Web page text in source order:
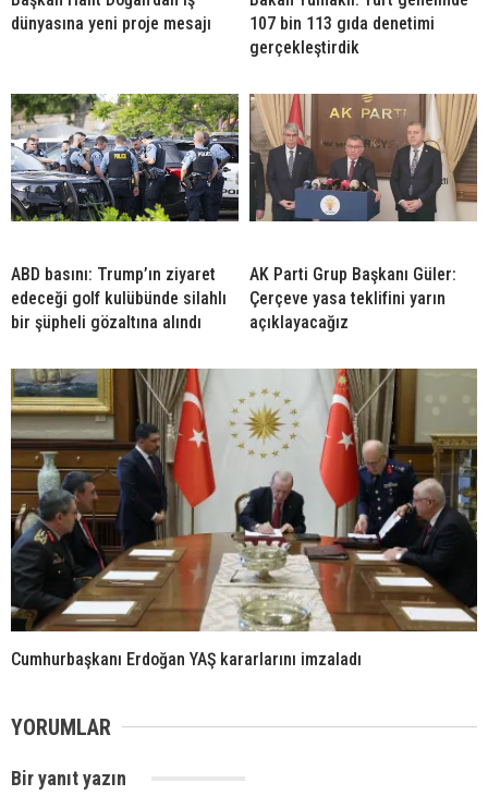
dünyasına yeni proje mesajı
107 bin 113 gıda denetimi
gerçekleştirdik
ABD basını: Trump’ın ziyaret
edeceği golf kulübünde silahlı
bir şüpheli gözaltına alındı
AK Parti Grup Başkanı Güler:
Çerçeve yasa teklifini yarın
açıklayacağız
Cumhurbaşkanı Erdoğan YAŞ kararlarını imzaladı
YORUMLAR
Bir yanıt yazın